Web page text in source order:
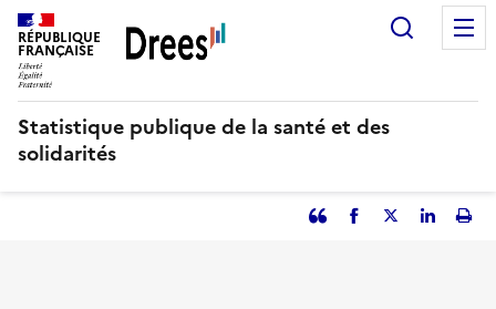
Aller
au
contenu
principal
RÉPUBLIQUE
FRANÇAISE
Statistique publique de la santé et des
solidarités
PartagerFacebook
Partager
Partager